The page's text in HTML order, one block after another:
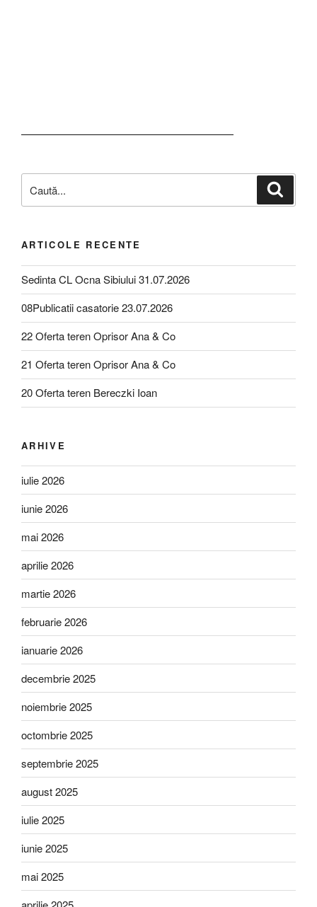
ARTICOLE RECENTE
Sedinta CL Ocna Sibiului 31.07.2026
08Publicatii casatorie 23.07.2026
22 Oferta teren Oprisor Ana & Co
21 Oferta teren Oprisor Ana & Co
20 Oferta teren Bereczki Ioan
ARHIVE
iulie 2026
iunie 2026
mai 2026
aprilie 2026
martie 2026
februarie 2026
ianuarie 2026
decembrie 2025
noiembrie 2025
octombrie 2025
septembrie 2025
august 2025
iulie 2025
iunie 2025
mai 2025